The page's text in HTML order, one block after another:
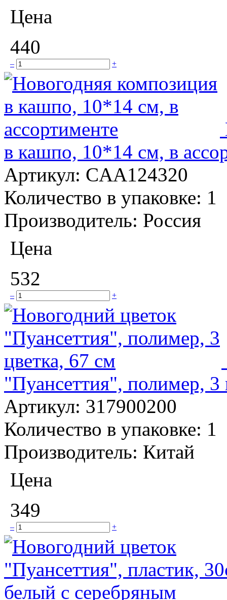
Цена
440
– +
в кашпо, 10*14 см, в
Артикул: CAA124320
Количество в упаковке: 1
Производитель: Россия
Цена
532
– +
"Пуансеттия", полимер, 3
Артикул: 317900200
Количество в упаковке: 1
Производитель: Китай
Цена
349
– +